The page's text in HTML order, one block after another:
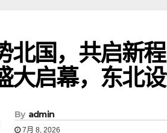
北国，共启新
大启幕，东北
By admin
7月 8, 2026